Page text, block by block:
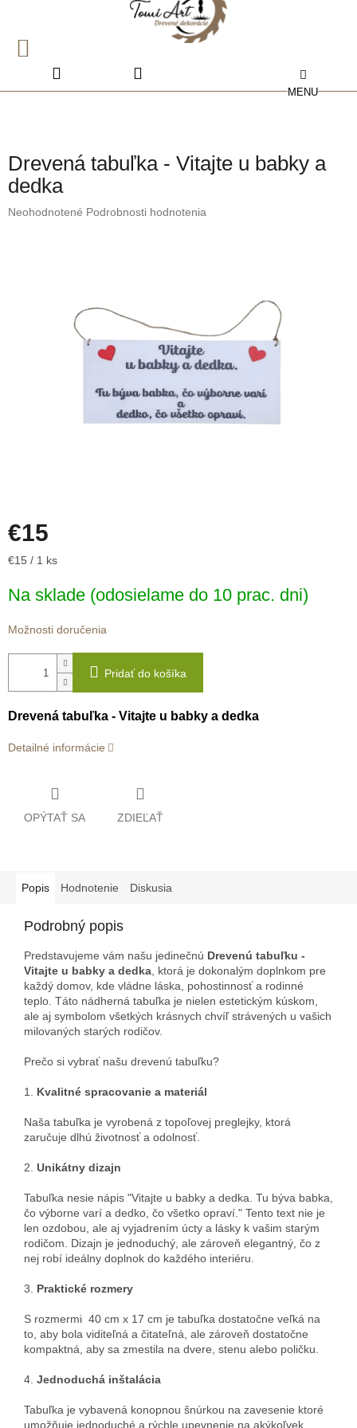
NÁKUPNÝ
Drevená tabuľka - Vitajte u babky a
dedka
Priemerné
Neohodnotené Podrobnosti hodnotenia
€15
Jednotková
€15 / 1 ks
Na sklade (odosielame do 10 prac. dni)
Možnosti doručenia
Pridať do košíka
Drevená tabuľka - Vitajte u babky a dedka
Detailné informácie
OPÝTAŤ SA ZDIEĽAŤ
Popis Hodnotenie Diskusia
Podrobný popis
Predstavujeme vám našu jedinečnú Drevenú tabuľku -
Vitajte u babky a dedka , ktorá je dokonalým doplnkom pre
každý domov, kde vládne láska, pohostinnosť a rodinné
teplo. Táto nádherná tabuľka je nielen estetickým kúskom,
ale aj symbolom všetkých krásnych chvíľ strávených u vašich
milovaných starých rodičov.
Prečo si vybrať našu drevenú tabuľku?
1. Kvalitné spracovanie a materiál
Naša tabuľka je vyrobená z topoľovej preglejky, ktorá
zaručuje dlhú životnosť a odolnosť.
2. Unikátny dizajn
Tabuľka nesie nápis "Vitajte u babky a dedka. Tu býva babka,
čo výborne varí a dedko, čo všetko opraví." Tento text nie je
len ozdobou, ale aj vyjadrením úcty a lásky k vašim starým
rodičom. Dizajn je jednoduchý, ale zároveň elegantný, čo z
nej robí ideálny doplnok do každého interiéru.
3. Praktické rozmery
S rozmermi 40 cm x 17 cm je tabuľka dostatočne veľká na
to, aby bola viditeľná a čitateľná, ale zároveň dostatočne
kompaktná, aby sa zmestila na dvere, stenu alebo poličku.
4. Jednoduchá inštalácia
Tabuľka je vybavená konopnou šnúrkou na zavesenie ktoré
umožňuje jednoduché a rýchle upevnenie na akýkoľvek